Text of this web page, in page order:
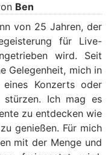
Ben
von 25 Jahren, der
für Live-
wird. Seit
Gelegenheit, mich in
eines Konzerts oder
Ich mag es
zu entdecken wie
genießen. Für mich
mit der Menge und